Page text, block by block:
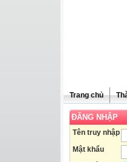
Trang chủ
ĐĂNG NHẬP
Tên truy nhập
Mật khẩu